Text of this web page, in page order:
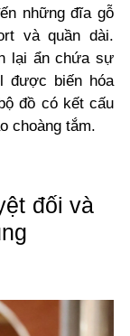
những đĩa gỗ
và quần dài.
lại ẩn chứa sự
được biến hóa
đồ có kết cấu
choàng tắm.
đối và